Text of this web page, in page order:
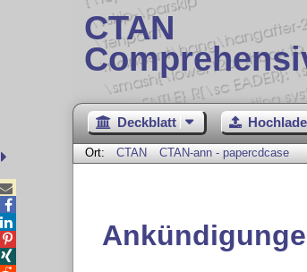
CTAN
Deckblatt
Ort: CTAN CTAN-ann - papercdcase



